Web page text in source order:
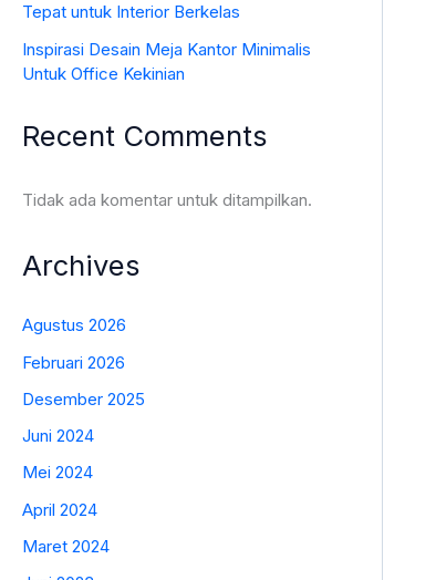
Tepat untuk Interior Berkelas
Inspirasi Desain Meja Kantor Minimalis
Untuk Office Kekinian
Recent Comments
Tidak ada komentar untuk ditampilkan.
Archives
Agustus 2026
Februari 2026
Desember 2025
Juni 2024
Mei 2024
April 2024
Maret 2024